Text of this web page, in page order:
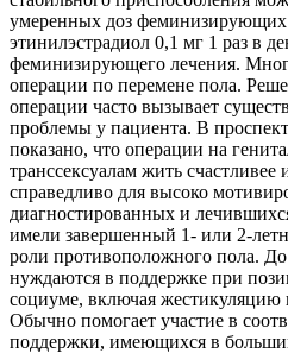
умеренных доз
этинилэстрадиол 0,1 мг 1 раз в
феминизирующего лечения.
операции по перемене пола.
операции часто вызывает
проблемы у пациента. В
показано, что операции на
транссексуалам жить
справедливо для высоко
диагностированных и
имели завершенный 1- или 2-
роли противоположного пола.
нуждаются в поддержке при
социуме, включая жестикуляцию
Обычно помогает участие в
поддержки, имеющихся в